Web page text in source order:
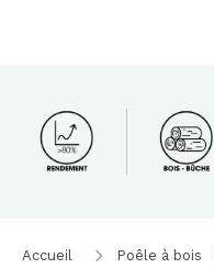
Accueil Poêle à bois